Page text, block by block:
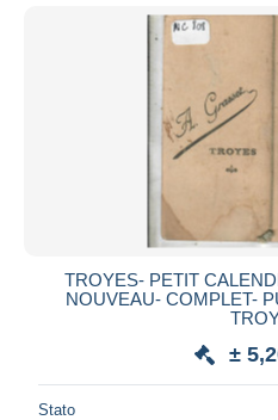
TROYES- PETIT
NOUVEAU- COMPLET-
±
Stato